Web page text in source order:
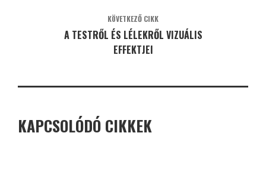
KÖVETKEZŐ CIKK
A TESTRŐL ÉS LÉLEKRŐL VIZUÁLIS
EFFEKTJEI
KAPCSOLÓDÓ CIKKEK